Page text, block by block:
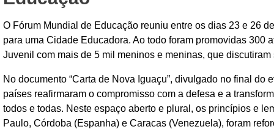
O Fórum Mundial de Educação reuniu entre os dias 23 e 26
para uma Cidade Educadora. Ao todo foram promovidas 300
Juvenil com mais de 5 mil meninos e meninas, que
No documento “Carta de Nova Iguaçu”, divulgado no final
países reafirmaram o compromisso com a defesa e a
todos e todas. Neste espaço aberto e plural, os princípios e
Paulo, Córdoba (Espanha) e Caracas (Venezuela), foram